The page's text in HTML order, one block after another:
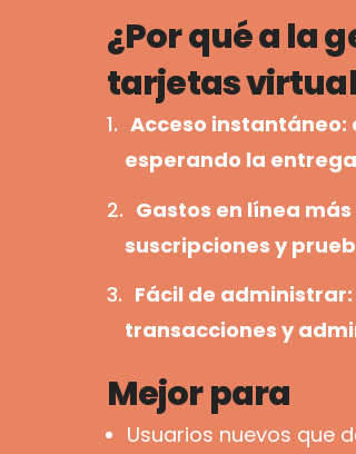
¿Por qué a la
tarjetas
Acceso instantáneo:
esperando la entrega
Gastos en línea
suscripciones y
Fácil de
transacciones y
Mejor para
Usuarios nuevos que